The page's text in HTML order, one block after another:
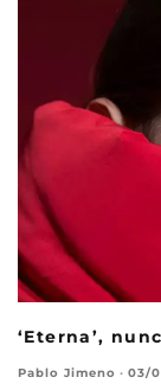
‘Eterna’,
Pablo Jimeno · 03/